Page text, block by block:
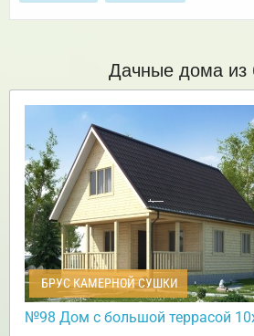
Дачные дома из
БРУС КАМЕРНОЙ СУШКИ
№98 Дом с большой террасой